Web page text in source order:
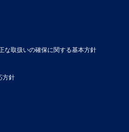
な取扱いの確保に関する基本方針
方針